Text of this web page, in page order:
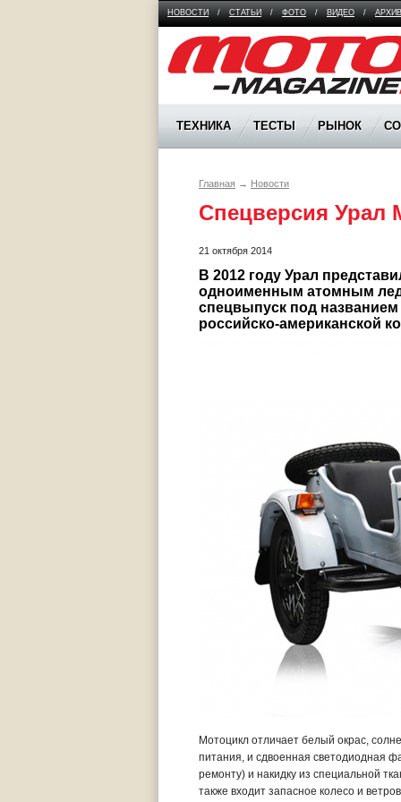
НОВОСТИ / СТАТЬИ / ФОТО / ВИДЕО / АРХИВ
Moto Magazine
ТЕХНИКА ТЕСТЫ РЫНОК
Главная → Новости
Спецверсия Урал
21 октября 2014
В 2012 году Урал
одноименным атомным
спецвыпуск под
российско-американской
Мотоцикл отличает белый окрас,
питания, и сдвоенная светодиодная
ремонту) и накидку из специальной
также входит запасное колесо и